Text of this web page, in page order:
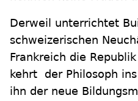
Derweil unterrichtet
schweizerischen
Frankreich die
kehrt der Philosoph
ihn der neue